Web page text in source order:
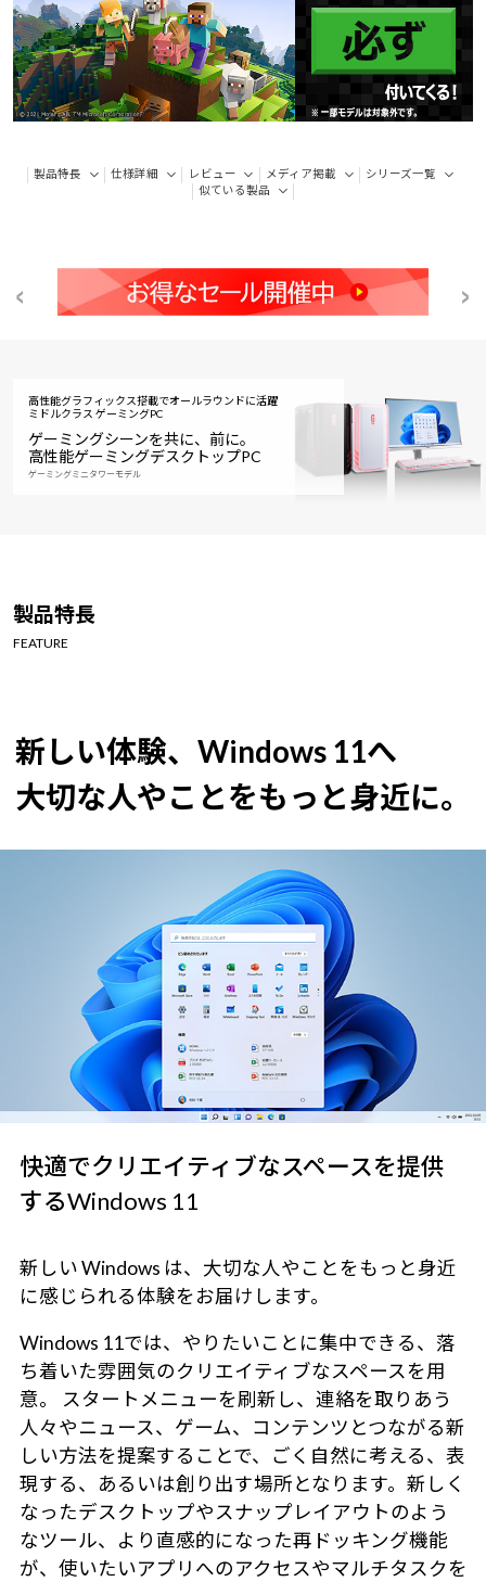
製品特長 仕様詳細 レビュー メディア掲載
シリーズ一覧
似ている製品
高性能グラフィックス搭載でオールラウンドに活躍
ミドルクラス ゲーミングPC
ゲーミングシーンを共に、前に。
高性能ゲーミングデスクトップPC
ゲーミングミニタワーモデル
製品特長
FEATURE
新しい体験、Windows 11へ
大切な人やことをもっと身近に。
快適でクリエイティブなスペースを提供
するWindows 11
新しい Windows は、大切な人やことをもっと身近
に感じられる体験をお届けします。
Windows 11では、やりたいことに集中できる、落
ち着いた雰囲気のクリエイティブなスペースを用
意。 スタートメニューを刷新し、連絡を取りあう
人々やニュース、ゲーム、コンテンツとつながる新
しい方法を提案することで、ごく自然に考える、表
現する、あるいは創り出す場所となります。新しく
なったデスクトップやスナップレイアウトのよう
なツール、より直感的になった再ドッキング機能
が、使いたいアプリへのアクセスやマルチタスクを